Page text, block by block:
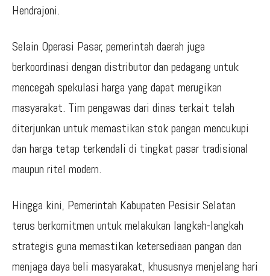
Hendrajoni.
Selain Operasi Pasar, pemerintah daerah juga
berkoordinasi dengan distributor dan pedagang untuk
mencegah spekulasi harga yang dapat merugikan
masyarakat. Tim pengawas dari dinas terkait telah
diterjunkan untuk memastikan stok pangan mencukupi
dan harga tetap terkendali di tingkat pasar tradisional
maupun ritel modern.
Hingga kini, Pemerintah Kabupaten Pesisir Selatan
terus berkomitmen untuk melakukan langkah-langkah
strategis guna memastikan ketersediaan pangan dan
menjaga daya beli masyarakat, khususnya menjelang hari